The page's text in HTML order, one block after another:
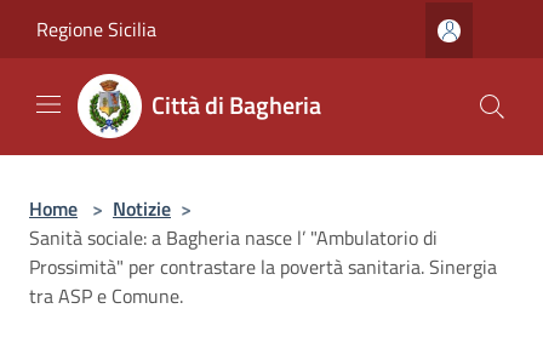
Regione Sicilia
Città di Bagheria
Home > Notizie >
Sanità sociale: a Bagheria nasce l’ "Ambulatorio di
Prossimità" per contrastare la povertà sanitaria. Sinergia
tra ASP e Comune.